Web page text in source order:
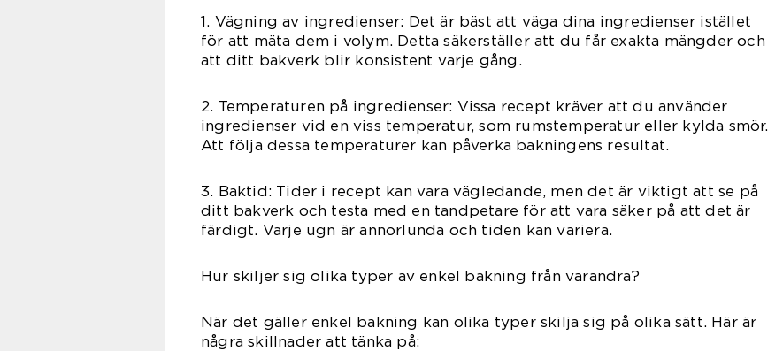
1. Vägning av ingredienser: Det är bäst att väga dina ingredienser istället
för att mäta dem i volym. Detta säkerställer att du får exakta mängder och
att ditt bakverk blir konsistent varje gång.
2. Temperaturen på ingredienser: Vissa recept kräver att du använder
ingredienser vid en viss temperatur, som rumstemperatur eller kylda smör.
Att följa dessa temperaturer kan påverka bakningens resultat.
3. Baktid: Tider i recept kan vara vägledande, men det är viktigt att se på
ditt bakverk och testa med en tandpetare för att vara säker på att det är
färdigt. Varje ugn är annorlunda och tiden kan variera.
Hur skiljer sig olika typer av enkel bakning från varandra?
När det gäller enkel bakning kan olika typer skilja sig på olika sätt. Här är
några skillnader att tänka på: